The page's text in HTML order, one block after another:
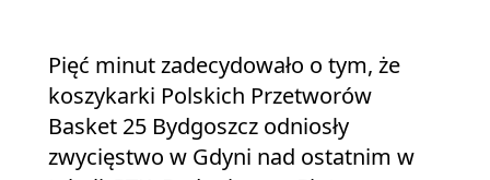
Pięć minut zadecydowało o tym, że
koszykarki Polskich Przetworów
Basket 25 Bydgoszcz odniosły
zwycięstwo w Gdyni nad ostatnim w